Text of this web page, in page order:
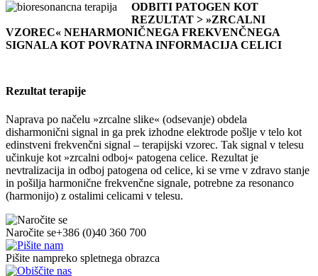
ODBITI PATOGEN KOT
REZULTAT > »ZRCALNI
VZOREC« NEHARMONIČNEGA FREKVENČNEGA
SIGNALA KOT POVRATNA INFORMACIJA CELICI
Rezultat terapije
Naprava po načelu »zrcalne slike« (odsevanje) obdela
disharmonični signal in ga prek izhodne elektrode pošlje v telo kot
edinstveni frekvenčni signal – terapijski vzorec. Tak signal v telesu
učinkuje kot »zrcalni odboj« patogena celice. Rezultat je
nevtralizacija in odboj patogena od celice, ki se vrne v zdravo stanje
in pošilja harmonične frekvenčne signale, potrebne za resonanco
(harmonijo) z ostalimi celicami v telesu.
Naročite se+386 (0)40 360 700
Pišite nampreko spletnega obrazca